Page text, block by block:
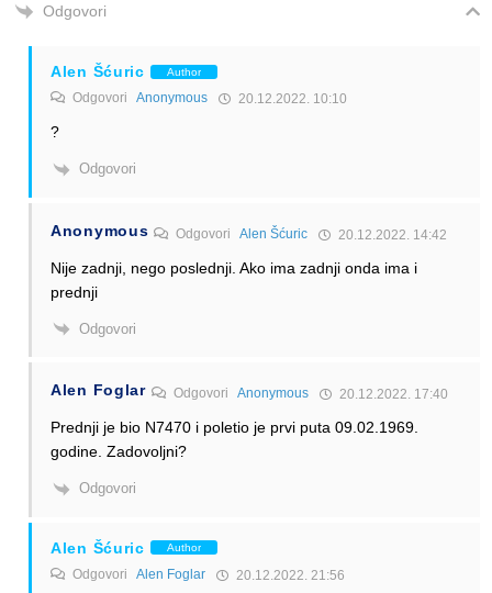
Odgovori
Alen Šćuric Author
Odgovori Anonymous 20.12.2022. 10:10
?
Odgovori
Anonymous OdgovoriAlen Šćuric 20.12.2022. 14:42
Nije zadnji, nego poslednji. Ako ima zadnji onda ima i
prednji
Odgovori
Alen Foglar Odgovori Anonymous 20.12.2022. 17:40
Prednji je bio N7470 i poletio je prvi puta 09.02.1969.
godine. Zadovoljni?
Odgovori
Alen Šćuric Author
Odgovori Alen Foglar 20.12.2022. 21:56